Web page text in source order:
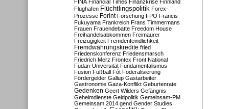
FINA Financial Times Finanzkrise Finnland
Flughafen Flüchtlingspolitik Forex-
Prozesse Forint Forschung FPÖ Francis
Fukuyama Frankreich Frans Timmermans
Frauen Frauendebatte Freedom House
Freihandelsabkommen Freimaurer
Freizügigkeit Fremdenfeindlichkeit
Fremdwährungskredite fried
Friedenskonferenz Friedensmarsch
Friedrich Merz Frontex Front National
Fudan-Universität Fundamentalismus
Fusion Fußball Fót Föderalisierung
Fördergelder Gallup Gastarbeiter
Gastronomie Gaza-Konflikt Geburtenrate
Gedenken Geert Wilders Gefängnis
Geheimdienste Geldpolitik Gemeinsam-PM
Gemeinsam 2014 gend Gender Studies